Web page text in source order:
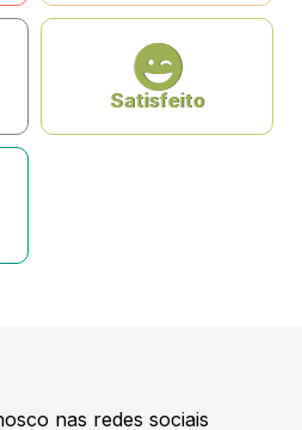
Satisfeito
nas redes sociais